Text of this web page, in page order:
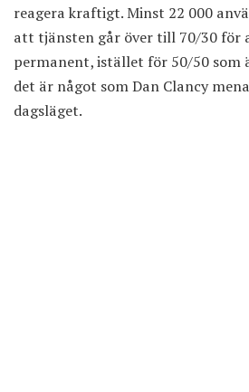
reagera kraftigt. Minst 22 000
att tjänsten går över till 70/30 för
permanent, istället för 50/50 som
det är något som Dan Clancy
dagsläget.